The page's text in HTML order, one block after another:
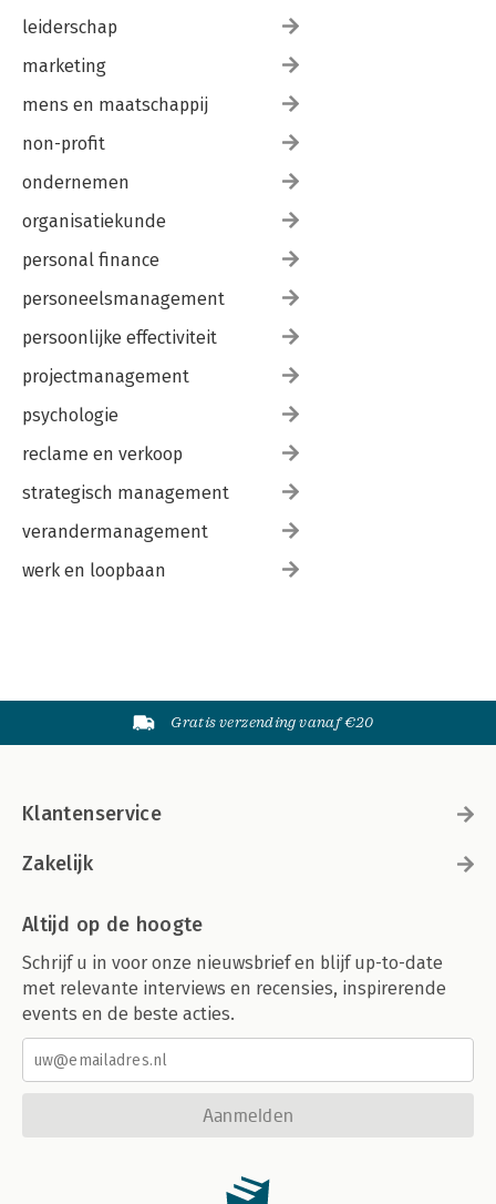
leiderschap
marketing
mens en maatschappij
non-profit
ondernemen
organisatiekunde
personal finance
personeelsmanagement
persoonlijke effectiviteit
projectmanagement
psychologie
reclame en verkoop
strategisch management
verandermanagement
werk en loopbaan
Gratis verzending vanaf €20
Klantenservice
Zakelijk
Altijd op de hoogte
Schrijf u in voor onze nieuwsbrief en blijf up-to-date
met relevante interviews en recensies, inspirerende
events en de beste acties.
Aanmelden